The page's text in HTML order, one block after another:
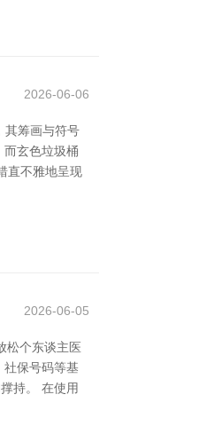
2026-06-06
其筹画与符号
玄色垃圾桶
直不雅地呈现
2026-06-05
松个东谈主医
社保号码等基
持。 在使用